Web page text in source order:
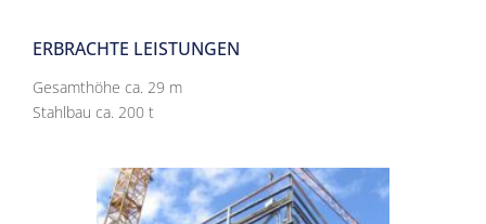
ERBRACHTE LEISTUNGEN
Gesamthöhe ca. 29 m
Stahlbau ca. 200 t